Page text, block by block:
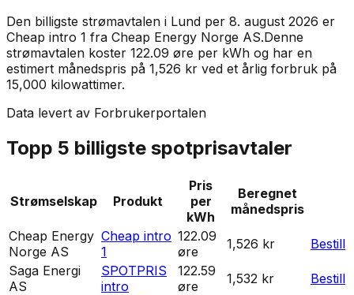
Den billigste strømavtalen i Lund per 8. august 2026 er
Cheap intro 1 fra Cheap Energy Norge AS.Denne
strømavtalen koster 122.09 øre per kWh og har en
estimert månedspris på 1,526 kr ved et årlig forbruk på
15,000 kilowattimer.
Data levert av Forbrukerportalen
Topp 5 billigste spotprisavtaler
Strømselskap Produkt
Pris
per
kWh
Beregnet
månedspris
Cheap Energy
Norge AS
Cheap intro
1
122.09
øre
1,526 kr
Bestill
Saga Energi
AS
SPOTPRIS
intro
122.59
øre
1,532 kr Bestill